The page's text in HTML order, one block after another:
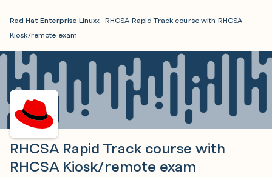
Red Hat Enterprise Linux
RHCSA Rapid Track course with RHCSA
Kiosk/remote exam
RHCSA Rapid Track course with
RHCSA Kiosk/remote exam